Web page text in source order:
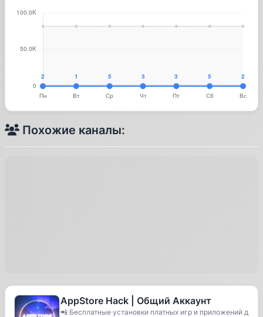
Похожие каналы:
AppStore Hack | Общий Аккаунт
📲 Бесплатные установки платных игр и приложений д